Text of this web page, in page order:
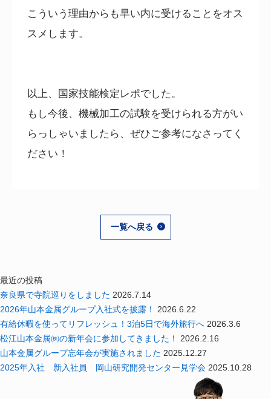
こういう理由からも早い内に受けることをオス
スメします。
以上、国家技能検定レポでした。
もし今後、機械加工の試験を受けられる方がい
らっしゃいましたら、ぜひご参考になさってく
ださい！
一覧へ戻る
最近の投稿
奈良県で寺院巡りをしました 2026.7.14
2026年山本金属グループ入社式を披露！
2026.6.22
有給休暇を使ってリフレッシュ！3泊5日で海外旅行へ 2026.3.6
松江山本金属㈱の新年会に参加してきました！
2026.2.16
山本金属グループ忘年会が実施されました 2025.12.27
2025年入社 新入社員 岡山研究開発センター見学会 2025.10.28